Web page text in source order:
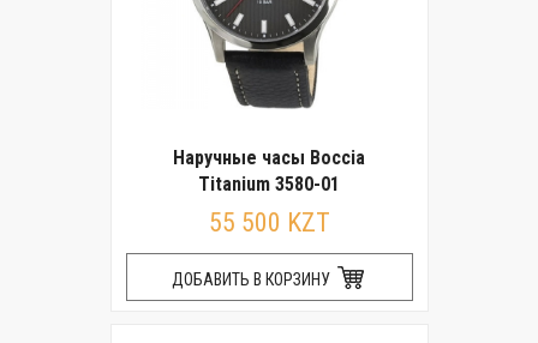
Наручные часы Boccia
Titanium 3580-01
55 500 KZT
ДОБАВИТЬ В КОРЗИНУ